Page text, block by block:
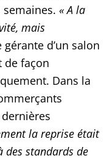
« A la
mais
d’un salon
de façon
Dans la
la reprise était
des standards de